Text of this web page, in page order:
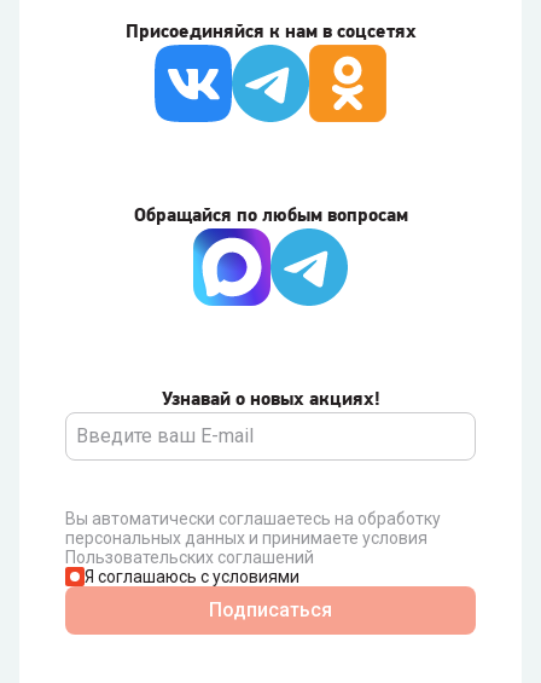
Присоединяйся к нам в соцсетях
Узнавай о новых акциях!
Вы автоматически соглашаетесь на обработку
персональных данных и принимаете условия
Пользовательских соглашений
Я соглашаюсь с условиями
Подписаться
Обращайся по любым вопросам